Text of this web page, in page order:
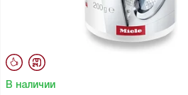
В наличии